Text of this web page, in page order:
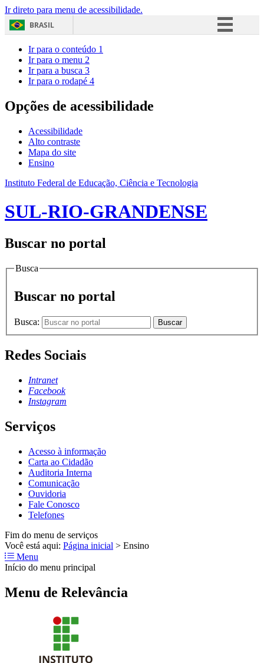
Ir direto para menu de acessibilidade.
BRASIL
Acesso à informação
Ir para o conteúdo 1
Ir para o menu 2
Ir para a busca 3
Ir para o rodapé 4
Opções de acessibilidade
Acessibilidade
Alto contraste
Mapa do site
Ensino
Instituto Federal de Educação, Ciência e Tecnologia
SUL-RIO-GRANDENSE
Buscar no portal
Busca
Buscar no portal
Busca: Buscar
Redes Sociais
Intranet
Facebook
Instagram
Serviços
Acesso à informação
Carta ao Cidadão
Auditoria Interna
Comunicação
Ouvidoria
Fale Conosco
Telefones
Fim do menu de serviços
Você está aqui: Página inicial > Ensino
Menu
Início do menu principal
Menu de Relevância